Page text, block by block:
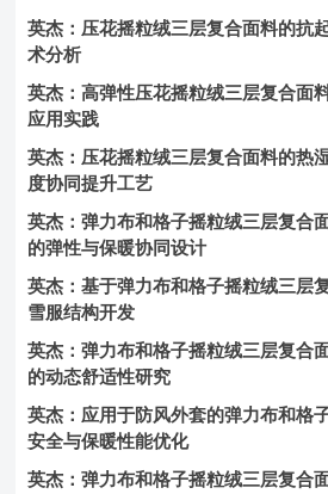
英杰：压花摇粒绒三层复合面料的抗
术分析
英杰：高弹性压花摇粒绒三层复合面
应用实践
英杰：压花摇粒绒三层复合面料的热
度协同提升工艺
英杰：弹力布和格子摇粒绒三层复合
的弹性与保暖协同设计
英杰：基于弹力布和格子摇粒绒三层
雪服结构开发
英杰：弹力布和格子摇粒绒三层复合
的动态舒适性研究
英杰：应用于防风外套的弹力布和格
安全与保暖性能优化
英杰：弹力布和格子摇粒绒三层复合